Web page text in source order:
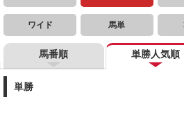
ワイド 馬単
馬番順 単勝人気順
単勝